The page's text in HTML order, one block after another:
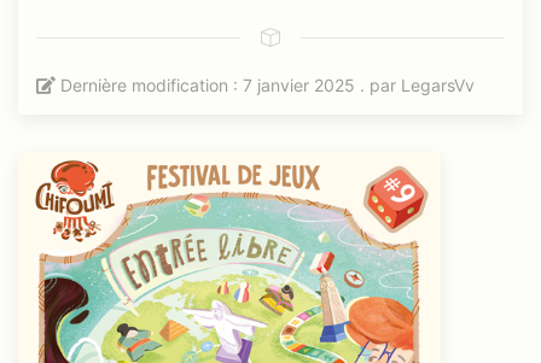
Dernière modification : 7 janvier 2025 . par LegarsVv